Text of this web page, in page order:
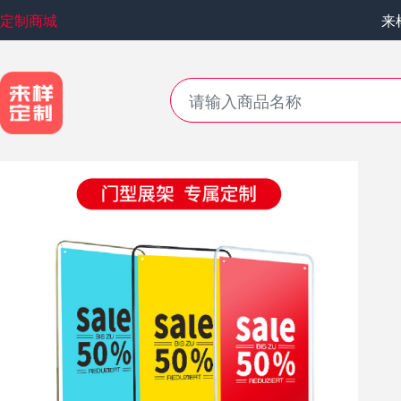
定制商城 来